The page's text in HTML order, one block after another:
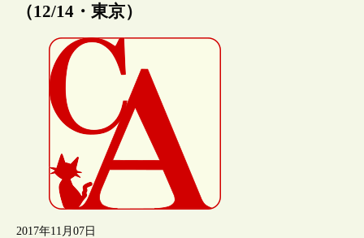
（12/14・東京）
2017年11月07日